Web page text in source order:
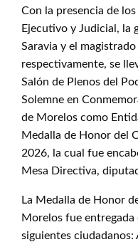
Con la presencia de
Ejecutivo y Judicial, la
Saravia y el
respectivamente, se
Salón de Plenos del
Solemne en
de Morelos como
Medalla de Honor del
2026, la cual fue
Mesa Directiva,
La Medalla de Honor
Morelos fue
siguientes ciudadanos: